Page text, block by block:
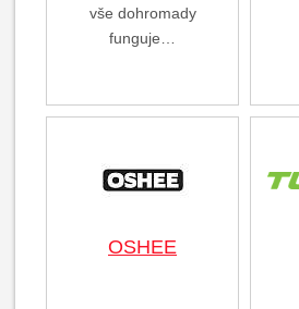
vše dohromady
funguje…
OSHEE